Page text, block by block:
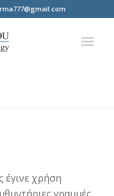
έγινε χρήση